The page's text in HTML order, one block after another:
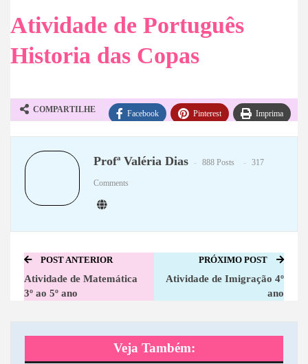
Atividade de Português
Historia das Copas
COMPARTILHE Facebook Pinterest Imprima
Profª Valéria Dias 888 Posts 317
Comments
POST ANTERIOR
Atividade de Matemática
3º ao 5º ano
PRÓXIMO POST
Atividade de Imigração 4º
ano
Veja Também: